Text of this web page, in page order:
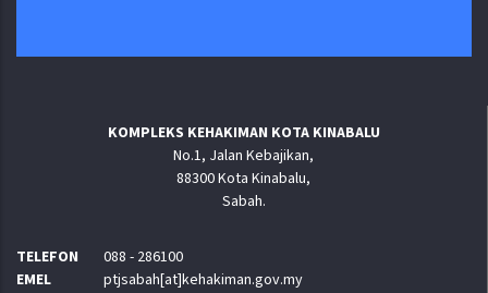
KOMPLEKS KEHAKIMAN KOTA KINABALU
No.1, Jalan Kebajikan,
88300 Kota Kinabalu,
Sabah.
TELEFON
088 - 286100
EMEL
ptjsabah[at]kehakiman.gov.my